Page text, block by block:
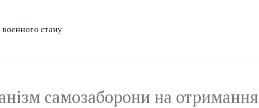
стану
самозаборони на